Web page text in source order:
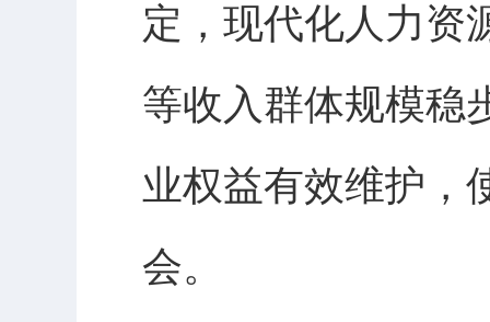
定，现代化人力资
等收入群体规模稳
业权益有效维护，
会。